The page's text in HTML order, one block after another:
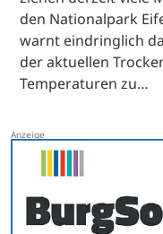
den Nationalpark
warnt eindringlich
der aktuellen
Temperaturen zu…